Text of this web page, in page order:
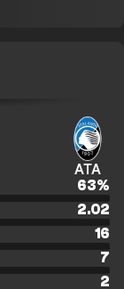
ATA
63%
2.02
16
7
2